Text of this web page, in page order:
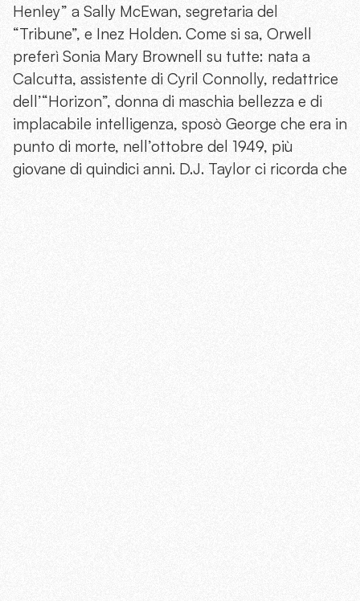
Henley” a Sally McEwan, segretaria del
“Tribune”, e Inez Holden. Come si sa, Orwell
preferì Sonia Mary Brownell su tutte: nata a
Calcutta, assistente di Cyril Connolly, redattrice
dell’“Horizon”, donna di maschia bellezza e di
implacabile intelligenza, sposò George che era in
punto di morte, nell’ottobre del 1949, più
giovane di quindici anni. D.J. Taylor ci ricorda che